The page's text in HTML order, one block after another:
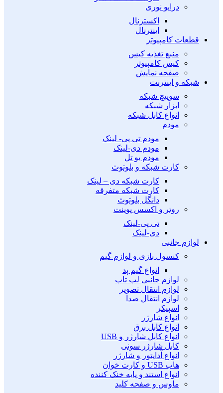
درایو نوری
اکسترنال
اینترنال
قطعات کامپیوتر
منبع تغذیه کیس
کیس کامپیوتر
صفحه نمایش
شبکه و اینترنت
سوییچ شبکه
ابزار شبکه
انواع کابل شبکه
مودم
مودم تی پی- لینک
مودم دی-لینک
مودم یو تل
کارت شبکه و بلوتوث
کارت شبکه دی – لینک
کارت شبکه متفرقه
دانگل بلوتوث
روتر و اکسس پوینت
تی پی-لینک
دی-لینک
لوازم جانبی
کنسول بازی و لوازم گیم
انواع گیم پد
لوازم جانبی لپ تاپ
لوازم انتقال تصویر
لوازم انتقال صدا
اسپیکر
انواع شارژر
انواع کابل برق
انواع کابل شارژر و USB
کابل شارژر سونی
انواع آداپتور و شارژر
هاب USB و کارت خوان
انواع استند و پایه خنک کننده
ماوس و صفحه کلید